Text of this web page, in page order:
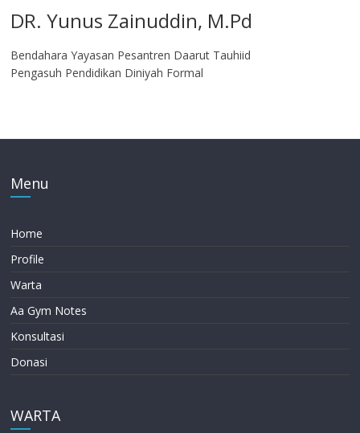
DR. Yunus Zainuddin, M.Pd
Bendahara Yayasan Pesantren Daarut Tauhiid
Pengasuh Pendidikan Diniyah Formal
Menu
Home
Profile
Warta
Aa Gym Notes
Konsultasi
Donasi
WARTA